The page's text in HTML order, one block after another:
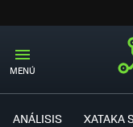
MENÚ
ANÁLISIS XATAKA